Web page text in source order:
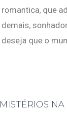
romantica, que
demais,
deseja que o